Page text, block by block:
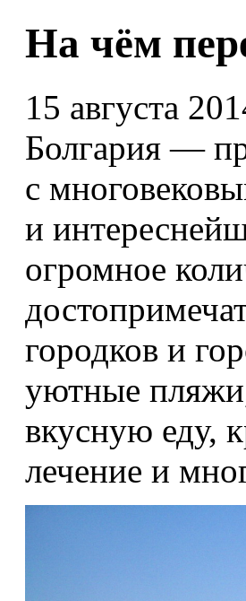
На чём
15 августа
Болгария —
с
и
огромное
городков и
уютные
вкусную еду,
лечение и